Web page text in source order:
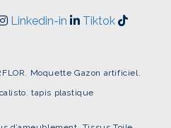
Linkedin-in Tiktok
, Moquette Gazon artificiel,
,tapis plastique